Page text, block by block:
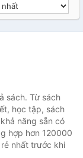
sách. Từ sách
học tập, sách
năng sẵn có
hợp hơn 120000
nhất trước khi